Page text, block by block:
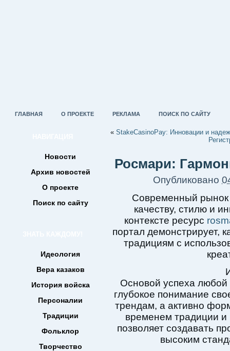
ГЛАВНАЯ О ПРОЕКТЕ РЕКЛАМА ПОИСК ПО САЙТУ
Новости
Архив новостей
О проекте
Поиск по сайту
Идеология
Вера казаков
История войска
Персоналии
Традиции
Фольклор
Творчество
« StakeCasinoPay: Инновации и
Росмари:
Опубликовано
Современный рынок
качеству, стилю и
контексте ресурс
портал демонстрирует,
традициям с
Основой успеха любой
глубокое понимание
трендам, а активно
временем традиции и
позволяет создавать
высоким